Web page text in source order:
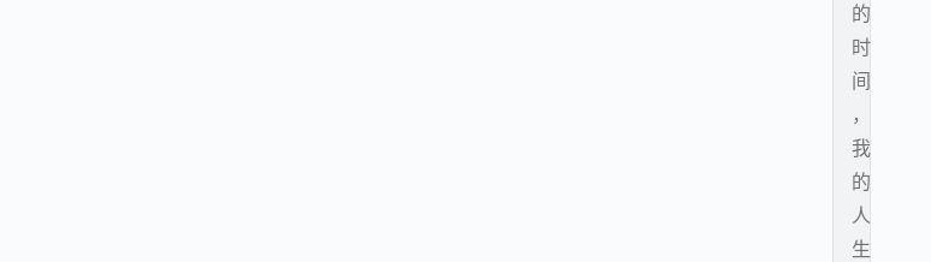
的
时
间
，
我
的
人
生